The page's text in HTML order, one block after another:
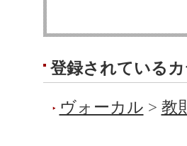
登録されている
ヴォーカル > 教